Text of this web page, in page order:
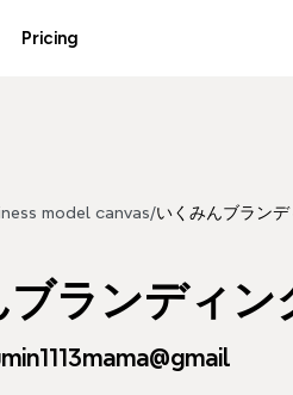
Pricing
model canvas/いくみんブラン
ブランディン